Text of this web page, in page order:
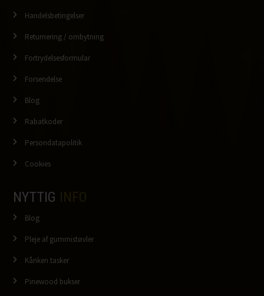
Handelsbetingelser
Returnering / ombytning
Fortrydelsesformular
Forsendelse
Blog
Rabatkoder
Persondatapolitik
Cookies
NYTTIG
Blog
Pleje af gummistøvler
Kånken tasker
Pinewood bukser